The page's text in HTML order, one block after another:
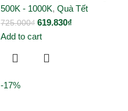
500K - 1000K, Quà Tết
725.000₫ 619.830₫
Add to cart
-17%